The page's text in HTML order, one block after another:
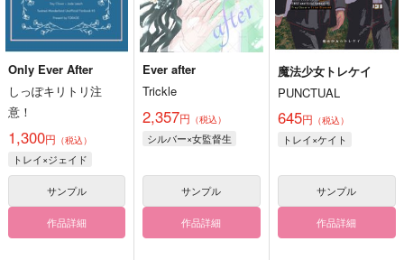
Only Ever After
しっぽキリトリ注
意！
1,300円 （税込）
トレイ×ジェイド
サンプル
作品詳細
Ever after
Trickle
2,357円 （税込）
シルバー×女監督生
サンプル
作品詳細
魔法少女トレケイ
PUNCTUAL
645円 （税込）
トレイ×ケイト
サンプル
作品詳細